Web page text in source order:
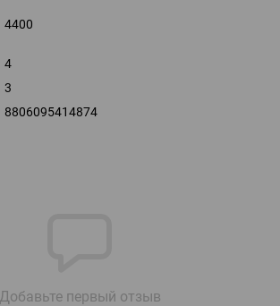
4400
4
3
8806095414874
Добавьте первый отзыв